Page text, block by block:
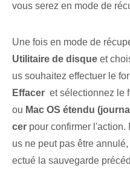
vous serez en mode de
Une fois en mode de
Utilitaire de disque et
us souhaitez effectuer le
Effacer
et⁣ sélectionnez le
ou⁤ Mac OS étendu⁣
cer pour confirmer
us ne peut pas être
ectué la sauvegarde